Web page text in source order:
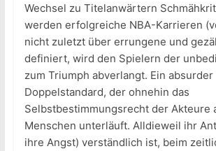
Wechsel zu Titelanwärtern
werden erfolgreiche NBA-Karrieren
nicht zuletzt über errungene und
definiert, wird den Spielern der
zum Triumph abverlangt. Ein absurder
Doppelstandard, der ohnehin das
Selbstbestimmungsrecht der Akteure
Menschen unterläuft. Alldieweil ihr
ihre Angst) verständlich ist, beim